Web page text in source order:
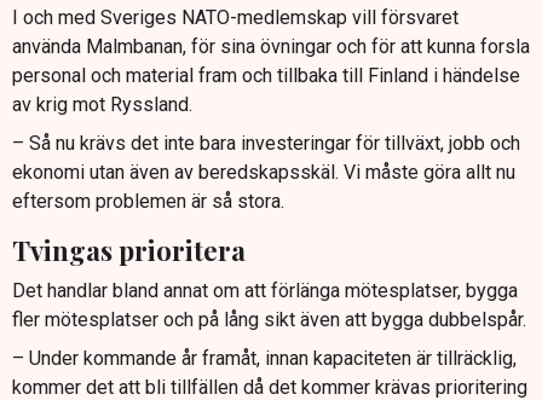
I och med Sveriges NATO-medlemskap vill försvaret
använda Malmbanan, för sina övningar och för att kunna forsla
personal och material fram och tillbaka till Finland i händelse
av krig mot Ryssland.
– Så nu krävs det inte bara investeringar för tillväxt, jobb och
ekonomi utan även av beredskapsskäl. Vi måste göra allt nu
eftersom problemen är så stora.
Tvingas prioritera
Det handlar bland annat om att förlänga mötesplatser, bygga
fler mötesplatser och på lång sikt även att bygga dubbelspår.
– Under kommande år framåt, innan kapaciteten är tillräcklig,
kommer det att bli tillfällen då det kommer krävas prioritering